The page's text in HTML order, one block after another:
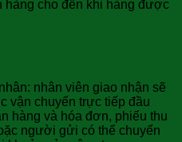
hàng cho đến khi hàng được
nhân viên giao nhận sẽ
vận chuyển trực tiếp đầu
hàng và hóa đơn, phiếu thu
người gửi có thể chuyển